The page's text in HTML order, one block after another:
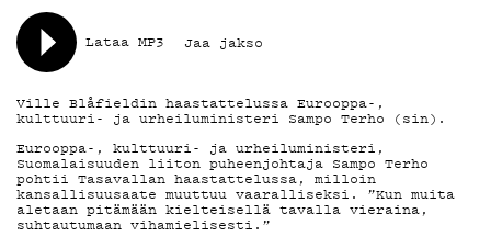
YHTEYSTIEDOT
G LIVELAB
YSTÄVÄKLUBI
TIETOSUOJA
KIRJAUDU SISÄÄN
Lataa MP3 Jaa jakso
Ville Blåfieldin haastattelussa Eurooppa-,
kulttuuri- ja urheiluministeri Sampo Terho (sin).
Eurooppa-, kulttuuri- ja urheiluministeri,
Suomalaisuuden liiton puheenjohtaja Sampo Terho
pohtii Tasavallan haastattelussa, milloin
kansallisuusaate muuttuu vaaralliseksi. ”Kun muita
aletaan pitämään kielteisellä tavalla vieraina,
suhtautumaan vihamielisesti.”